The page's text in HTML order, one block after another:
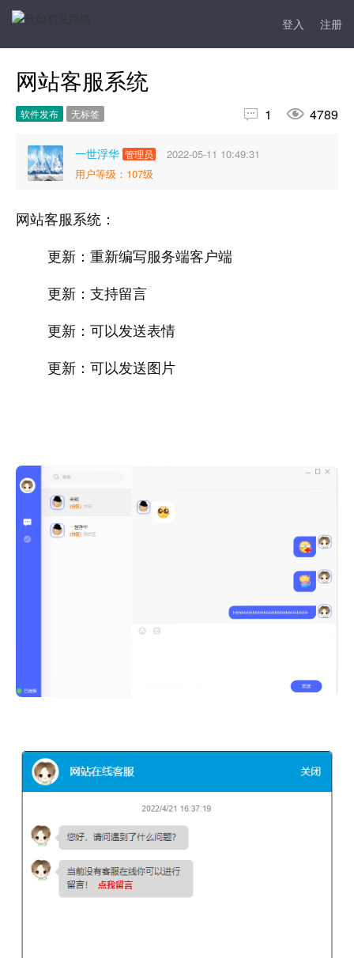
登入 注册
网站客服系统
软件发布 无标签  1  4789
一世浮华 管理员
2022-05-11 10:49:31
用户等级：107级
网站客服系统：
更新：重新编写服务端客户端
更新：支持留言
更新：可以发送表情
更新：可以发送图片